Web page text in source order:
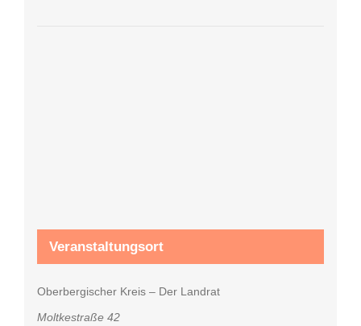
Veranstaltungsort
Oberbergischer Kreis – Der Landrat
Moltkestraße 42